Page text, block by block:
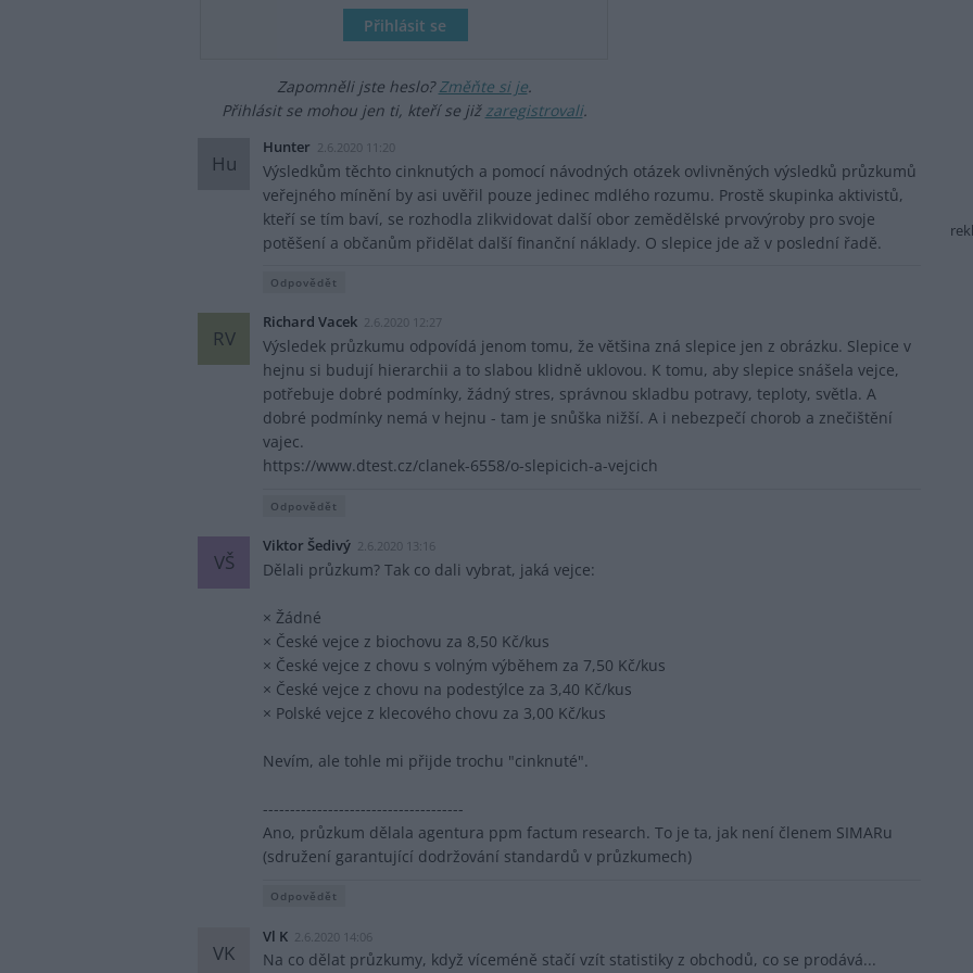
Zapomněli jste heslo?Změňte si je.
Přihlásit se mohou jen ti, kteří se již zaregistrovali.
Hu
Hunter 2.6.2020 11:20
Výsledkům těchto cinknutých a pomocí návodných otázek ovlivněných výsledků průzkumů
veřejného mínění by asi uvěřil pouze jedinec mdlého rozumu. Prostě skupinka aktivistů,
kteří se tím baví, se rozhodla zlikvidovat další obor zemědělské prvovýroby pro svoje
potěšení a občanům přidělat další finanční náklady. O slepice jde až v poslední řadě.
Odpovědět
RV
Richard Vacek 2.6.2020 12:27
Výsledek průzkumu odpovídá jenom tomu, že většina zná slepice jen z obrázku. Slepice v
hejnu si budují hierarchii a to slabou klidně uklovou. K tomu, aby slepice snášela vejce,
potřebuje dobré podmínky, žádný stres, správnou skladbu potravy, teploty, světla. A
dobré podmínky nemá v hejnu - tam je snůška nižší. A i nebezpečí chorob a znečištění
vajec.
https://www.dtest.cz/clanek-6558/o-slepicich-a-vejcich
Odpovědět
VŠ
Viktor Šedivý 2.6.2020 13:16
Dělali průzkum? Tak co dali vybrat, jaká vejce:
× Žádné
× České vejce z biochovu za 8,50 Kč/kus
× České vejce z chovu s volným výběhem za 7,50 Kč/kus
× České vejce z chovu na podestýlce za 3,40 Kč/kus
× Polské vejce z klecového chovu za 3,00 Kč/kus
Nevím, ale tohle mi přijde trochu "cinknuté".
-------------------------------------
Ano, průzkum dělala agentura ppm factum research. To je ta, jak není členem SIMARu
(sdružení garantující dodržování standardů v průzkumech)
Odpovědět
VK
Vl K 2.6.2020 14:06
Na co dělat průzkumy, když víceméně stačí vzít statistiky z obchodů, co se prodává...